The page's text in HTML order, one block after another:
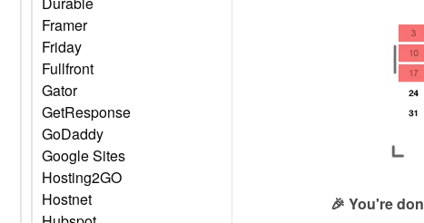
Framer
Friday
Fullfront
Gator
GetResponse
GoDaddy
Google Sites
Hosting2GO
Hostnet
🎉 You're